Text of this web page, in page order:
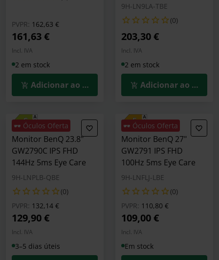
PVPR: Preço reduzido de
162,63 €para
161,63 €
Incl. IVA
2 em stock
Adicionar ao Carrinho
9H-LN9LA-TBE
(0)
203,30 €
Incl. IVA
2 em stock
Adicionar ao
🕶️ Óculos Oferta
Monitor BenQ 23.8"
GW2790C IPS FHD
144Hz 5ms Eye Care
9H-LNPLB-QBE
(0)
PVPR: Preço reduzido de
132,14 €para
129,90 €
Incl. IVA
3–5 dias úteis
🕶️ Óculos Oferta
Monitor BenQ 27"
GW2791 IPS FHD
100Hz 5ms Eye Care
9H-LNFLJ-LBE
(0)
PVPR: Preço reduzido de
110,80 €para
109,00 €
Incl. IVA
Em stock